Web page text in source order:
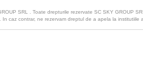
SRL . Toate drepturile rezervate SC SKY GROUP
caz contrar, ne rezervam dreptul de a apela la institutiile